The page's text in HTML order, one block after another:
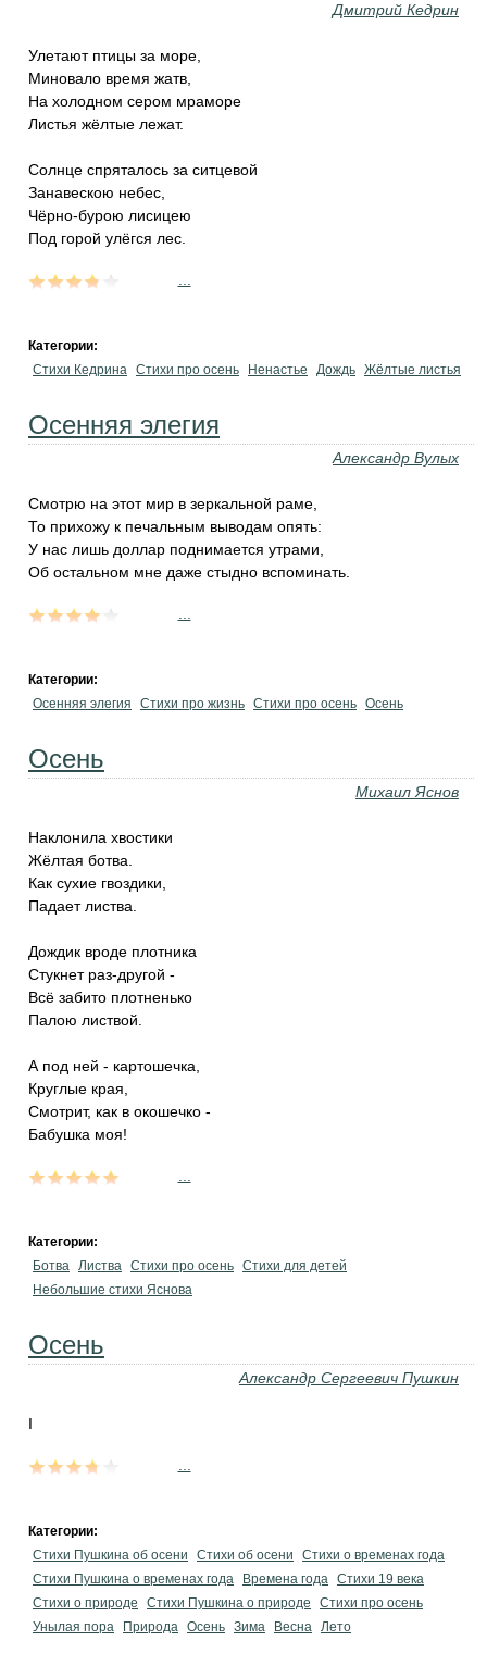
Дмитрий Кедрин
Улетают птицы за море,
Миновало время жатв,
На холодном сером мраморе
Листья жёлтые лежат.
Солнце спряталось за ситцевой
Занавескою небес,
Чёрно-бурою лисицею
Под горой улёгся лес.
Категории:
Стихи Кедрина Стихи про осень Ненастье Дождь Жёлтые листья
Осенняя элегия
Александр Вулых
Смотрю на этот мир в зеркальной раме,
То прихожу к печальным выводам опять:
У нас лишь доллар поднимается утрами,
Об остальном мне даже стыдно вспоминать.
Категории:
Осенняя элегия
Стихи про жизнь Стихи про осень Осень
Осень
Михаил Яснов
Наклонила хвостики
Жёлтая ботва.
Как сухие гвоздики,
Падает листва.
Дождик вроде плотника
Стукнет раз-другой -
Всё забито плотненько
Палою листвой.
А под ней - картошечка,
Круглые края,
Смотрит, как в окошечко -
Бабушка моя!
Категории:
Ботва Листва Стихи про осень Стихи для детей
Небольшие стихи Яснова
Осень
Александр Сергеевич Пушкин
I
Категории:
Стихи Пушкина об осени
Стихи об осени
Стихи о временах года
Стихи Пушкина о временах года
Времена года Стихи 19 века
Стихи о природе
Стихи Пушкина о природе
Стихи про осень
Унылая пора
Природа Осень Зима Весна Лето